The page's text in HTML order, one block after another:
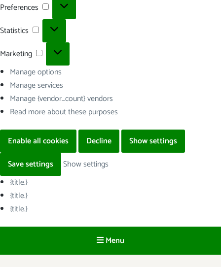
Preferences
Statistics Statistics
Marketing
Marketing
Manage options
Manage services
Manage {vendor_count} vendors
Read more about these purposes
Enable all cookies Decline
Show settings
Save settings
Show settings
{title.}
{title.}
{title.}
Menu